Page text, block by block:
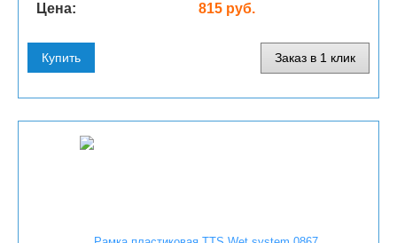
Цена: 815 руб.
Купить Заказ в 1 клик